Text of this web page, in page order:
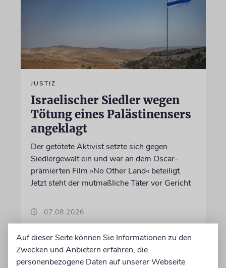
JUSTIZ
Israelischer Siedler wegen
Tötung eines Palästinensers
angeklagt
Der getötete Aktivist setzte sich gegen
Siedlergewalt ein und war an dem Oscar-
prämierten Film »No Other Land« beteiligt.
Jetzt steht der mutmaßliche Täter vor Gericht
07.08.2026
Auf dieser Seite können Sie Informationen zu den
Zwecken und Anbietern erfahren, die
personenbezogene Daten auf unserer Webseite